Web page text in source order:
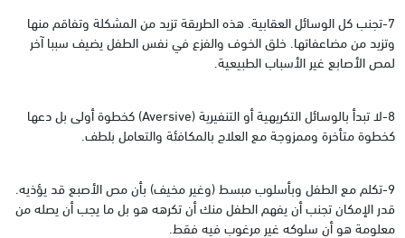
7-تجنب كل الوسائل العقابية. هذه الطريقة تزيد من المشكلة وتفاقم منها
وتزيد من مضاعفاتها. خلق الخوف والفزع في نفس الطفل يضيف سببا آخر
لمص الأصابع غير الأسباب الطبيعية.
8-لا تبدأ بالوسائل التكريهية أو التنفيرية (Aversive) كخطوة أولى بل دعها
كخطوة متأخرة وممزوجة مع العلاج بالمكافئة والتعامل بلطف.
9-تكلم مع الطفل وبأسلوب مبسط (وغير مخيف) بأن مص الأصبع قد يؤذيه.
قدر الإمكان تجنب أن يفهم الطفل منك أن تكرهه هو بل ما يجب أن يصله من
معلومة هو أن سلوكه غير مرغوب فيه فقط.